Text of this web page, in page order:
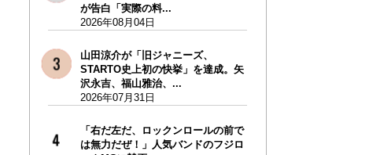
が告白「実際の料...
2026年08月04日
山田涼介が「旧ジャニーズ、
STARTO史上初の快挙」を達成。矢
沢永吉、福山雅治、...
2026年07月31日
「右だ左だ、ロックンロールの前で
は無力だぜ！」人気バンドのフジロ